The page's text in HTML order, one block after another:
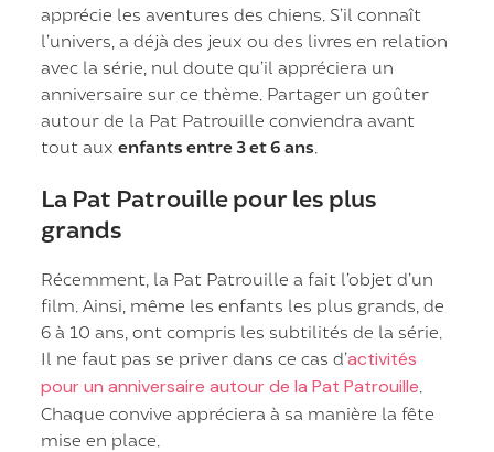
apprécie les aventures des chiens. S’il connaît
l’univers, a déjà des jeux ou des livres en relation
avec la série, nul doute qu’il appréciera un
anniversaire sur ce thème. Partager un goûter
autour de la Pat Patrouille conviendra avant
tout auxenfants entre 3 et 6 ans
La Pat Patrouille pour les plus
grands
Récemment, la Pat Patrouille a fait l’objet d’un
film. Ainsi, même les enfants les plus grands, de
6 à 10 ans, ont compris les subtilités de la série.
Il ne faut pas se priver dans ce cas d’activités
pour un anniversaire autour de la Pat Patrouille
Chaque convive appréciera à sa manière la fête
mise en place.